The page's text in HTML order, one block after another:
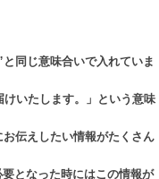
同じ意味合いで入れていま
けいたします。」という意味
伝えしたい情報がたくさん
となった時にはこの情報が